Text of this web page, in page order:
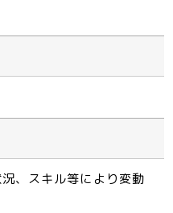
、スキル等により変動